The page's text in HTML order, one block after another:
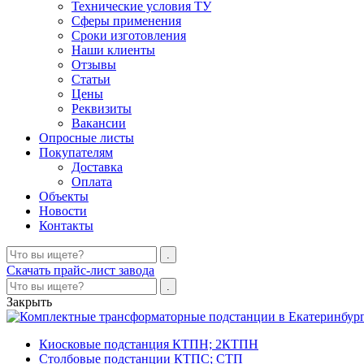
Технические условия ТУ
Сферы применения
Сроки изготовления
Наши клиенты
Отзывы
Статьи
Цены
Реквизиты
Вакансии
Опросные листы
Покупателям
Доставка
Оплата
Объекты
Новости
Контакты
Скачать прайс-лист завода
Закрыть
Киосковые подстанция КТПН; 2КТПН
Столбовые подстанции КТПС; СТП